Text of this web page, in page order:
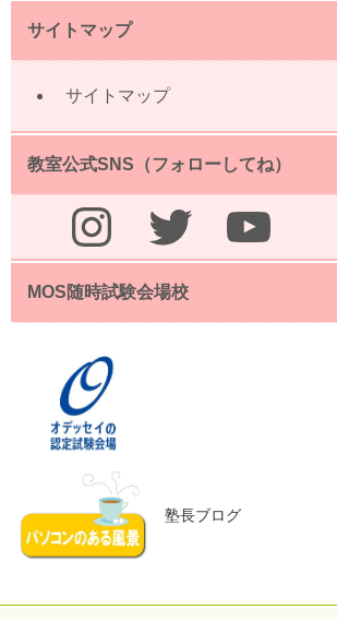
サイトマップ
サイトマップ
教室公式SNS（フォローしてね）
Instagram Twitter YouTube
MOS随時試験会場校
塾長ブログ